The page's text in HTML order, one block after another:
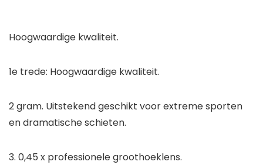
Hoogwaardige kwaliteit.
1e trede: Hoogwaardige kwaliteit.
2 gram. Uitstekend geschikt voor extreme sporten
en dramatische schieten.
3. 0,45 x professionele groothoeklens.